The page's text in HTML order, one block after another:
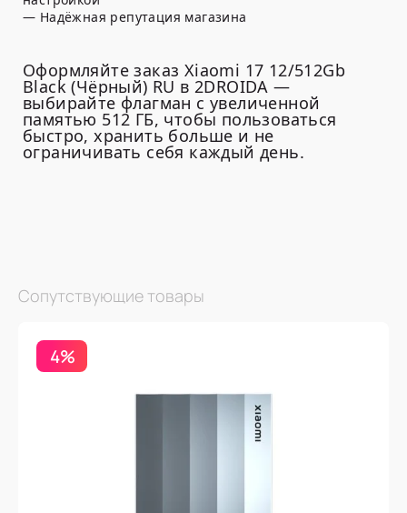
— Надёжная репутация магазина
Оформляйте заказ Xiaomi 17 12/512Gb
Black (Чёрный) RU в 2DROIDA —
выбирайте флагман с увеличенной
памятью 512 ГБ, чтобы пользоваться
быстро, хранить больше и не
ограничивать себя каждый день.
Сопутствующие товары
4%